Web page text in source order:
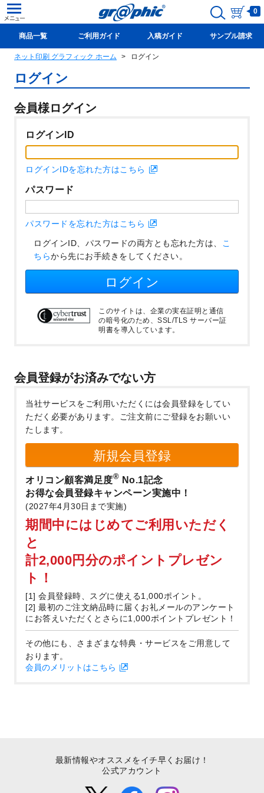
0
商品一覧 ご利用ガイド 入稿ガイド サンプル請求
新規会員登録(無料)
ネット印刷 グラフィック ホーム ログイン
ログイン
会員様ログイン
ログインID
ログインIDを忘れた方はこちら
パスワード
パスワードを忘れた方はこちら
ログインID、パスワードの両方とも忘れた方は、 こ
ちらから先にお手続きをしてください。
ログイン
このサイトは、企業の実在証明と通信
の暗号化のため、SSL/TLS サーバー証
明書を導入しています。
会員登録がお済みでない方
当社サービスをご利用いただくには会員登録をしてい
ただく必要があります。
ご注文前にご登録をお願いい
たします。
新規会員登録
オリコン顧客満足度® No.1記念
お得な会員登録キャンペーン実施中！
(2027年4月30日まで実施)
期間中にはじめてご利用いただく
と
計2,000円分のポイントプレゼン
ト！
[1] 会員登録時、スグに使える1,000ポイント。
[2] 最初のご注文納品時に届くお礼メールのアンケート
にお答えいただくとさらに1,000ポイントプレゼント！
その他にも、さまざまな特典・サービスをご用意して
おります。
会員のメリットはこちら
最新情報やオススメをイチ早くお届け！
公式アカウント